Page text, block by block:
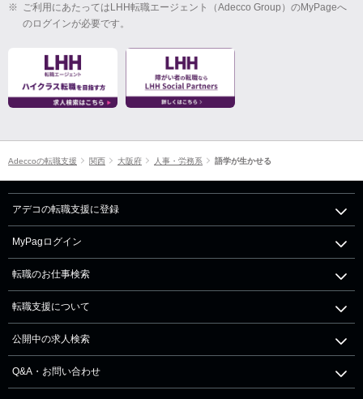
※ ご利用にあたってはLHH転職エージェント（Adecco Group）のMyPageへ
のログインが必要です。
Adeccoの転職支援 関西 大阪府 人事・労務系 語学が生かせる
アデコの転職支援に登録
MyPagログイン
転職のお仕事検索
転職支援について
公開中の求人検索
Q&A・お問い合わせ